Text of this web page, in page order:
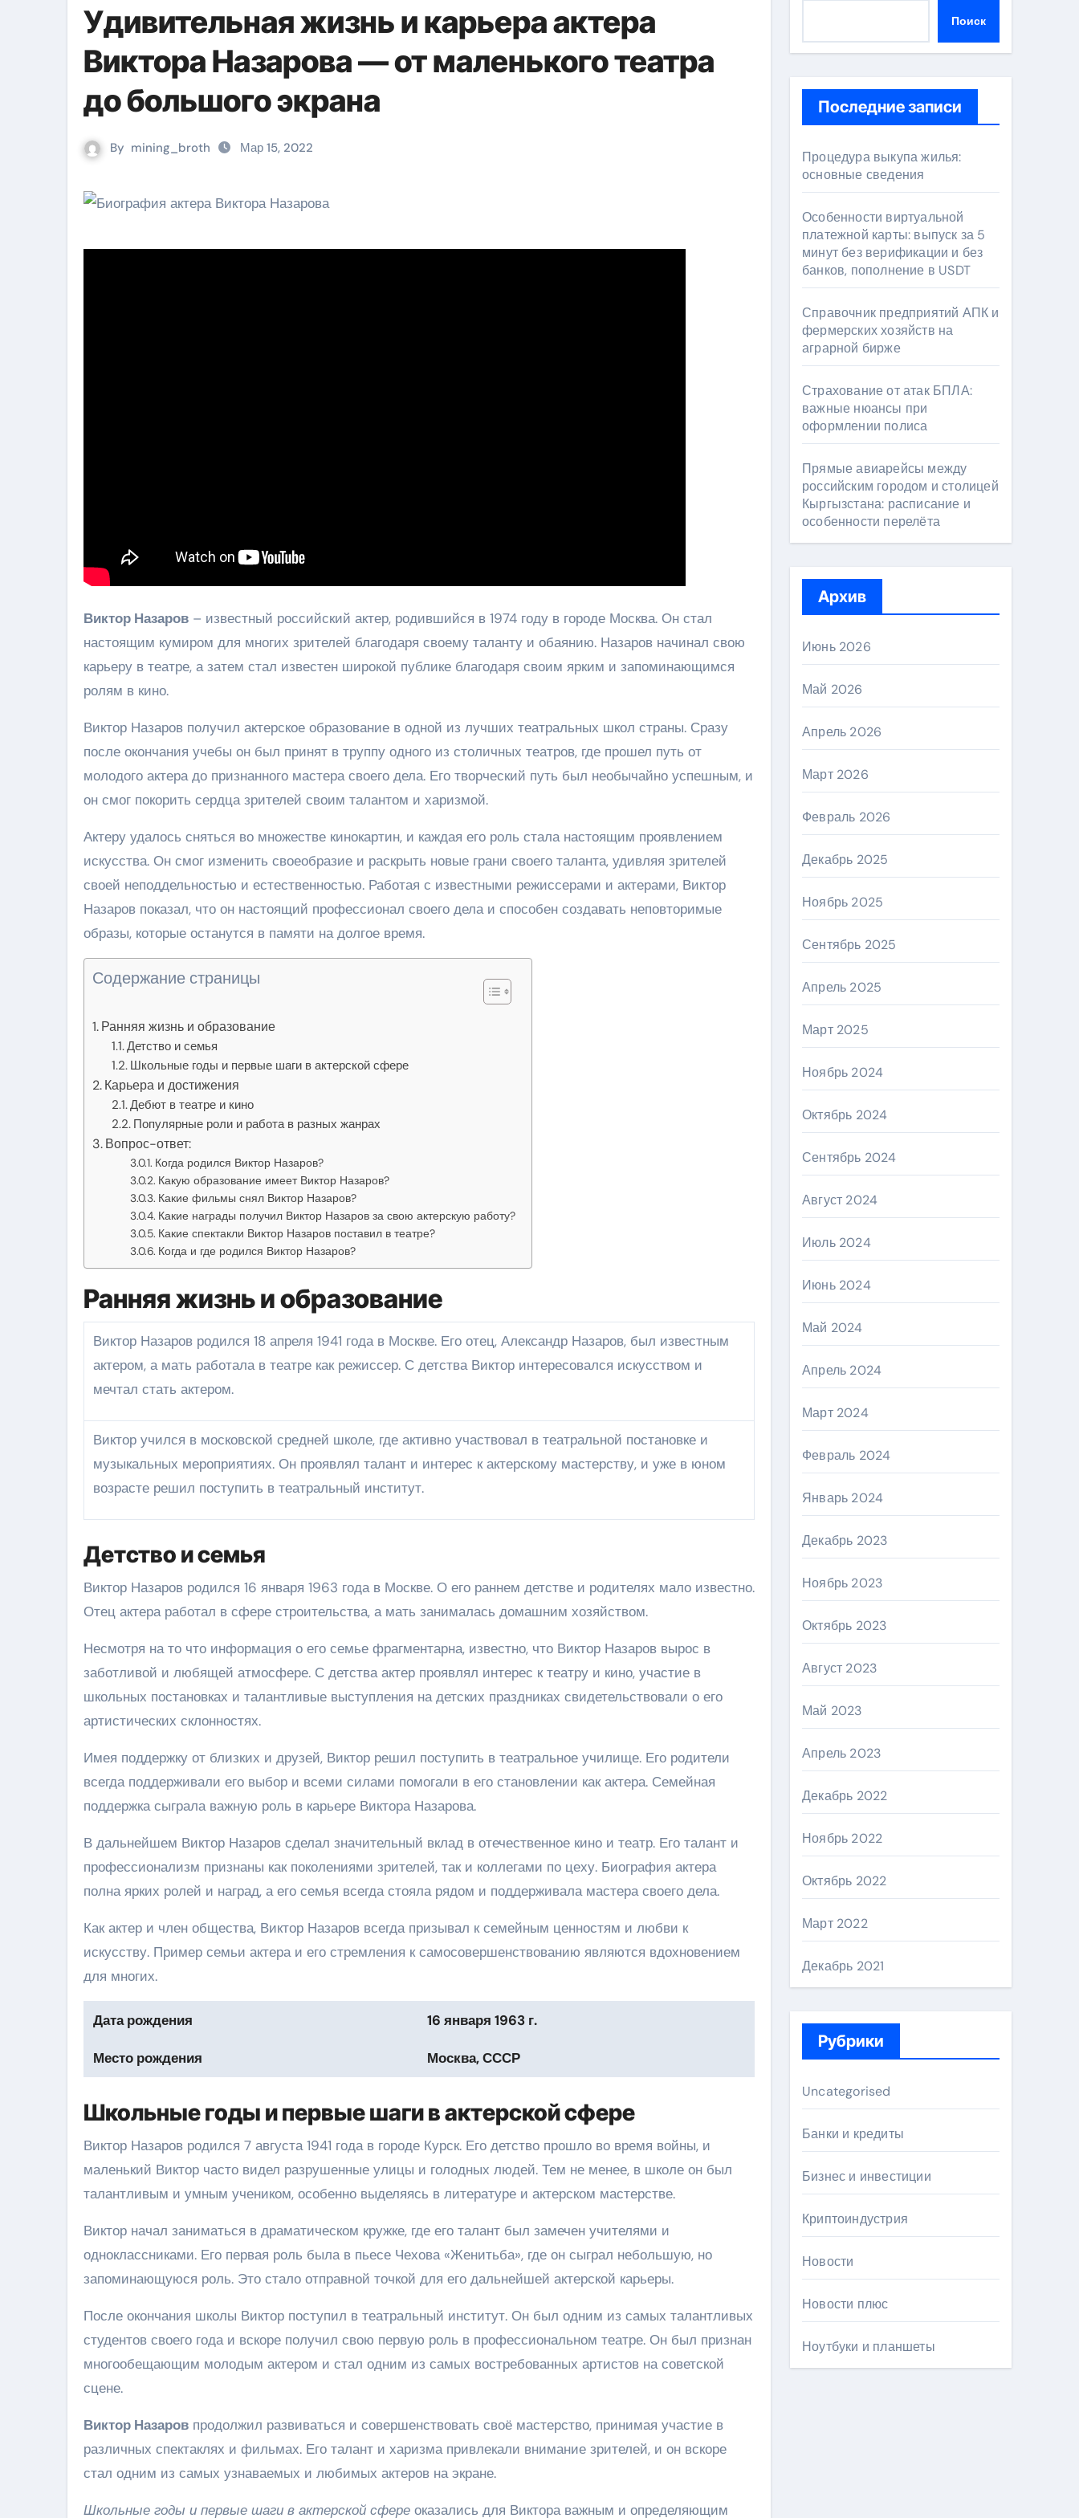
Удивительная жизнь и карьера актера
Виктора Назарова — от маленького театра
до большого экрана
By mining_broth Мар 15, 2022
Виктор Назаров – известный российский актер, родившийся в 1974 году в городе Москва. Он стал
настоящим кумиром для многих зрителей благодаря своему таланту и обаянию. Назаров начинал свою
карьеру в театре, а затем стал известен широкой публике благодаря своим ярким и запоминающимся
ролям в кино.
Виктор Назаров получил актерское образование в одной из лучших театральных школ страны. Сразу
после окончания учебы он был принят в труппу одного из столичных театров, где прошел путь от
молодого актера до признанного мастера своего дела. Его творческий путь был необычайно успешным, и
он смог покорить сердца зрителей своим талантом и харизмой.
Актеру удалось сняться во множестве кинокартин, и каждая его роль стала настоящим проявлением
искусства. Он смог изменить своеобразие и раскрыть новые грани своего таланта, удивляя зрителей
своей неподдельностью и естественностью. Работая с известными режиссерами и актерами, Виктор
Назаров показал, что он настоящий профессионал своего дела и способен создавать неповторимые
образы, которые останутся в памяти на долгое время.
Содержание страницы
Ранняя жизнь и образование
Детство и семья
Школьные годы и первые шаги в актерской сфере
Карьера и достижения
Дебют в театре и кино
Популярные роли и работа в разных жанрах
Вопрос-ответ:
Когда родился Виктор Назаров?
Какую образование имеет Виктор Назаров?
Какие фильмы снял Виктор Назаров?
Какие награды получил Виктор Назаров за свою актерскую работу?
Какие спектакли Виктор Назаров поставил в театре?
Когда и где родился Виктор Назаров?
Ранняя жизнь и образование
Виктор Назаров родился 18 апреля 1941 года в Москве. Его отец, Александр Назаров, был известным
актером, а мать работала в театре как режиссер. С детства Виктор интересовался искусством и
мечтал стать актером.
Виктор учился в московской средней школе, где активно участвовал в театральной постановке и
музыкальных мероприятиях. Он проявлял талант и интерес к актерскому мастерству, и уже в юном
возрасте решил поступить в театральный институт.
Детство и семья
Виктор Назаров родился 16 января 1963 года в Москве. О его раннем детстве и родителях мало известно.
Отец актера работал в сфере строительства, а мать занималась домашним хозяйством.
Несмотря на то что информация о его семье фрагментарна, известно, что Виктор Назаров вырос в
заботливой и любящей атмосфере. С детства актер проявлял интерес к театру и кино, участие в
школьных постановках и талантливые выступления на детских праздниках свидетельствовали о его
артистических склонностях.
Имея поддержку от близких и друзей, Виктор решил поступить в театральное училище. Его родители
всегда поддерживали его выбор и всеми силами помогали в его становлении как актера. Семейная
поддержка сыграла важную роль в карьере Виктора Назарова.
В дальнейшем Виктор Назаров сделал значительный вклад в отечественное кино и театр. Его талант и
профессионализм признаны как поколениями зрителей, так и коллегами по цеху. Биография актера
полна ярких ролей и наград, а его семья всегда стояла рядом и поддерживала мастера своего дела.
Как актер и член общества, Виктор Назаров всегда призывал к семейным ценностям и любви к
искусству. Пример семьи актера и его стремления к самосовершенствованию являются вдохновением
для многих.
Дата рождения 16 января 1963 г.
Место рождения Москва, СССР
Школьные годы и первые шаги в актерской сфере
Виктор Назаров родился 7 августа 1941 года в городе Курск. Его детство прошло во время войны, и
маленький Виктор часто видел разрушенные улицы и голодных людей. Тем не менее, в школе он был
талантливым и умным учеником, особенно выделяясь в литературе и актерском мастерстве.
Виктор начал заниматься в драматическом кружке, где его талант был замечен учителями и
одноклассниками. Его первая роль была в пьесе Чехова «Женитьба», где он сыграл небольшую, но
запоминающуюся роль. Это стало отправной точкой для его дальнейшей актерской карьеры.
После окончания школы Виктор поступил в театральный институт. Он был одним из самых талантливых
студентов своего года и вскоре получил свою первую роль в профессиональном театре. Он был признан
многообещающим молодым актером и стал одним из самых востребованных артистов на советской
сцене.
Виктор Назаров продолжил развиваться и совершенствовать своё мастерство, принимая участие в
различных спектаклях и фильмах. Его талант и харизма привлекали внимание зрителей, и он вскоре
стал одним из самых узнаваемых и любимых актеров на экране.
Школьные годы и первые шаги в актерской сфере оказались для Виктора важным и определяющим
Поиск
Последние записи
Процедура выкупа жилья:
основные сведения
Особенности виртуальной
платежной карты: выпуск за 5
минут без верификации и без
банков, пополнение в USDT
Справочник предприятий АПК и
фермерских хозяйств на
аграрной бирже
Страхование от атак БПЛА:
важные нюансы при
оформлении полиса
Прямые авиарейсы между
российским городом и столицей
Кыргызстана: расписание и
особенности перелёта
Архив
Июнь 2026
Май 2026
Апрель 2026
Март 2026
Февраль 2026
Декабрь 2025
Ноябрь 2025
Сентябрь 2025
Апрель 2025
Март 2025
Ноябрь 2024
Октябрь 2024
Сентябрь 2024
Август 2024
Июль 2024
Июнь 2024
Май 2024
Апрель 2024
Март 2024
Февраль 2024
Январь 2024
Декабрь 2023
Ноябрь 2023
Октябрь 2023
Август 2023
Май 2023
Апрель 2023
Декабрь 2022
Ноябрь 2022
Октябрь 2022
Март 2022
Декабрь 2021
Рубрики
Uncategorised
Банки и кредиты
Бизнес и инвестиции
Криптоиндустрия
Новости
Новости плюс
Ноутбуки и планшеты